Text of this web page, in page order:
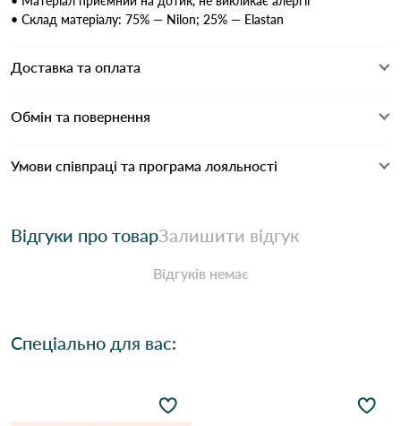
• Склад матеріалу: 75% ― Nilon; 25% ― Elastan
Доставка та оплата
Обмін та повернення
Умови співпраці та програма лояльності
Відгуки про товарЗалишити відгук
Відгуків немає
Спеціально для вас: